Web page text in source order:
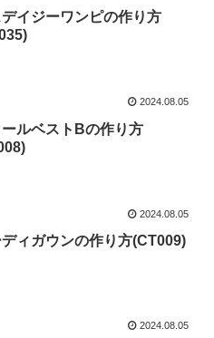
デイジーワンピの作り方
2024.08.05
ールベストBの作り方
2024.08.05
ディガウンの作り方(CT009)
2024.08.05